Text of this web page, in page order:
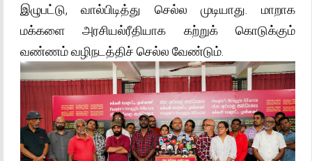
இழுபட்டு, வால்பிடித்து செல்ல முடியாது. மாறாக
மக்களை அரசியல்ரீதியாக கற்றுக் கொடுக்கும்
வண்ணம் வழிநடத்திச் செல்ல வேண்டும்.